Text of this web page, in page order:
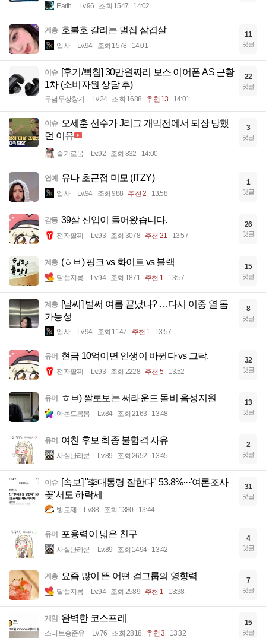
Earth Lv.96 조회 1547 14:02
계층 호불호 갈리는 벌집 삼겹살
입사 Lv.94 조회 1578 14:01
11
댓글
이슈 [후기/빡침] 30만원짜리 보스 이어폰 AS 근황
1차 (소비자원 상담 후)
무념무상창기 Lv.24 조회 1688 추천 13 14:01
22
댓글
이슈 오세훈 선수가 J리그 개막전에서 퇴장 당했
던 이유
슬기로움 Lv.92 조회 832 14:00
3
댓글
연예 유나 초근접 미모 (ITZY)
입사 Lv.94 조회 988 추천 2 13:58
1
댓글
감동 39살 신입이 들어왔습니다.
전자팔찌 Lv.93 조회 3078 추천 21 13:57
26
댓글
계층 (ㅎㅂ) 핑크 vs 화이트 vs 블랙
달섭지롱 Lv.94 조회 1871 추천 1 13:57
15
댓글
계층 [날씨] 벌써 여름 끝났나? …다시 이중 열 돔
가능성
입사 Lv.94 조회 1147 추천 1 13:57
8
댓글
유머 현금 10억이면 인생이 바뀐다 vs 그닥.
전자팔찌 Lv.93 조회 2228 추천 5 13:52
32
댓글
유머 ㅎㅂ) 짤로보는 써라운드 돌비 음성지원
아몬드봉봉 Lv.84 조회 2163 13:48
13
댓글
유머 여친 후보 최종 불합격 사유
사실난라쿤 Lv.89 조회 2652 13:45
2
댓글
이슈 [속보] "李대통령 잘한다" 53.8%···'여론조사
꽃'서도 하락세
빛로제 Lv.88 조회 1380 13:44
31
댓글
유머 포용력이 넓은 친구
사실난라쿤 Lv.89 조회 1494 13:42
4
댓글
계층 요즘 많이 뜬 어떤 걸그룹의 영향력
달섭지롱 Lv.94 조회 2589 추천 1 13:38
7
댓글
게임 완벽한 코스프레
스티브승준유 Lv.76 조회 2818 추천 3 13:32
15
댓글